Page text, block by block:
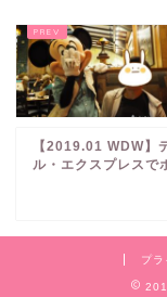
【2019.01 WDW】
ル・エクスプレスで
プ